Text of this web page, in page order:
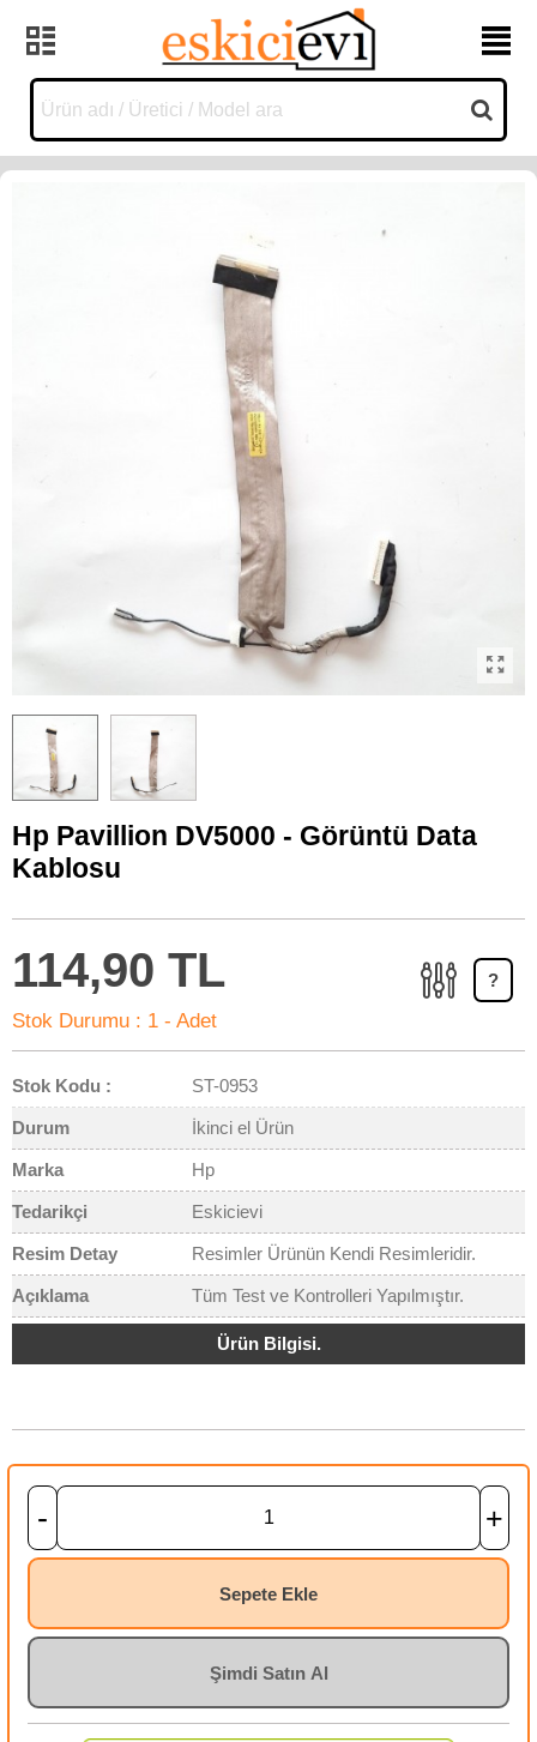
Hp Pavillion DV5000 - Görüntü Data
Kablosu
114,90 TL
Stok Durumu : 1 - Adet
?
Stok Kodu : ST-0953
Durum İkinci el Ürün
Marka Hp
Tedarikçi Eskicievi
Resim Detay Resimler Ürünün Kendi Resimleridir.
Açıklama Tüm Test ve Kontrolleri Yapılmıştır.
Ürün Bilgisi.
- +
Sepete Ekle
Şimdi Satın Al